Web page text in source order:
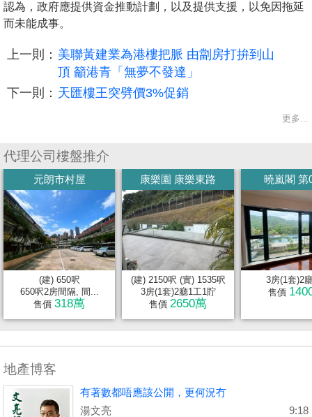
認為，政府應提供資金推動計劃，以及提供支援，以免因拖延
而未能成事。
上一則： 美聯黃建業為港樓把脈 由劏房打拚到山
頂 籲港青「無夢不發達」
下一則： 天匯樓王突劈價3%促銷
更多...
代理公司樓盤推介
元朗市村屋
(建) 650呎
650呎2房間隔, 間...
售價 318萬
康樂園 康樂東路
(建) 2150呎 (實) 1535呎
3房(1套)2廳1工1貯
售價 2650萬
曉嵐閣 第
3房(1套)2
售價
地產博客
有著數都唔應該公開，更何況冇
湯文亮
9:18